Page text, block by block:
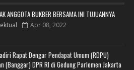
ANGGOTA BUKBER BERSAMA INI TUJUANNYA
Apr 08, 2022
Rapat Dengar Pendapat Umum (RDPU)
(Banggar) DPR RI di Gedung Parlemen Jakarta